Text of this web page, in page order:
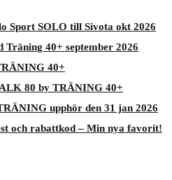
Sport SOLO till Sivota okt 2026
Träning 40+ september 2026
40+
80 by TRÄNING 40+
upphör den 31 jan 2026
och rabattkod – Min nya favorit!